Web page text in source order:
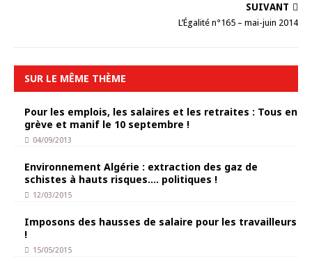
SUIVANT
L’Égalité n°165 – mai-juin 2014
SUR LE MÊME THÈME
Pour les emplois, les salaires et les retraites : Tous en
grève et manif le 10 septembre !
04/09/2013
Environnement Algérie : extraction des gaz de
schistes à hauts risques…. politiques !
12/03/2015
Imposons des hausses de salaire pour les travailleurs
!
15/05/2015